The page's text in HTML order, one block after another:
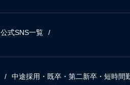
公式SNS一覧
中途採用・既卒・第二新卒・短時間